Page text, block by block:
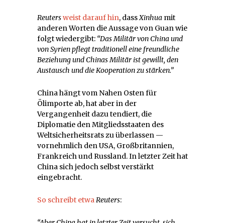
Reutersweist darauf hin, dassXinhua mit
anderen Worten die Aussage von Guan wie
folgt wiedergibt: “Das Militär von China und
von Syrien pflegt traditionell eine freundliche
Beziehung und Chinas Militär ist gewillt, den
Austausch und die Kooperation zu stärken.”
China hängt vom Nahen Osten für
Ölimporte ab, hat aber in der
Vergangenheit dazu tendiert, die
Diplomatie den Mitgliedsstaaten des
Weltsicherheitsrats zu überlassen —
vornehmlich den USA, Großbritannien,
Frankreich und Russland. In letzter Zeit hat
China sich jedoch selbst verstärkt
eingebracht.
So schreibt etwaReuters: